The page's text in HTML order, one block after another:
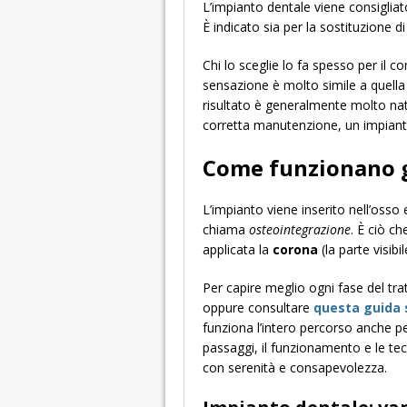
L’impianto dentale viene
È indicato sia per la sostituzione
Chi lo sceglie lo fa spesso per il
sensazione è molto simile a
risultato è generalmente molto
corretta manutenzione, un
Come
L’impianto viene inserito
chiama osteointegrazione. È ciò
applicata la corona (la parte
Per capire meglio ogni fase del
oppure consultare questa guida
funziona l’intero percorso anche
passaggi, il funzionamento e le
con serenità e consapevolezza.